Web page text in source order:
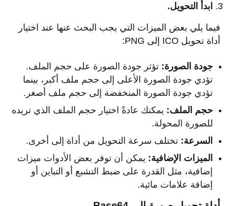
ابدأ التحويل.
فيما يلي بعض الميزات التي يجب البحث عنها عند اختيار
أداة تحويل ICO إلى PNG:
جودة الصورة: تؤثر جودة الصورة على حجم الملف.
تؤدي جودة الصورة الأعلى إلى حجم ملف أكبر، بينما
تؤدي جودة الصورة المنخفضة إلى حجم ملف أصغر.
حجم الملف: يمكنك عادةً اختيار حجم الملف الذي تريده
للصورة المحولة.
السرعة: تختلف سرعة التحويل من أداة إلى أخرى.
الميزات الإضافية: يمكن أن توفر بعض الأدوات ميزات
إضافية، مثل القدرة على ضبط التشبع أو التباين أو
إضافة علامات مائية.